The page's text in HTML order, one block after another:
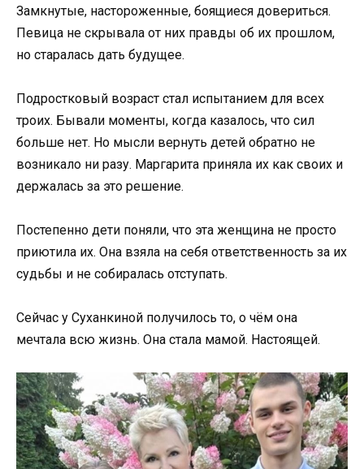
Замкнутые, настороженные, боящиеся довериться.
Певица не скрывала от них правды об их прошлом,
но старалась дать будущее.
Подростковый возраст стал испытанием для всех
троих. Бывали моменты, когда казалось, что сил
больше нет. Но мысли вернуть детей обратно не
возникало ни разу. Маргарита приняла их как своих и
держалась за это решение.
Постепенно дети поняли, что эта женщина не просто
приютила их. Она взяла на себя ответственность за их
судьбы и не собиралась отступать.
Сейчас у Суханкиной получилось то, о чём она
мечтала всю жизнь. Она стала мамой. Настоящей.